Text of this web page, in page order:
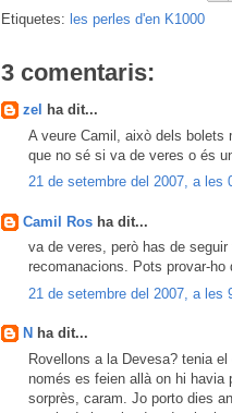
Etiquetes: les perles d'en K1000
3 comentaris:
zel
ha dit...
A veure Camil, això dels bolets
que no sé si va de veres o és
21 de setembre del 2007, a les
Camil Ros ha dit...
va de veres, però has de seguir
recomanacions. Pots provar-ho
21 de setembre del 2007, a les
N ha dit...
Rovellons a la Devesa? tenia
només es feien allà on hi havia
sorprès, caram. Jo porto dies